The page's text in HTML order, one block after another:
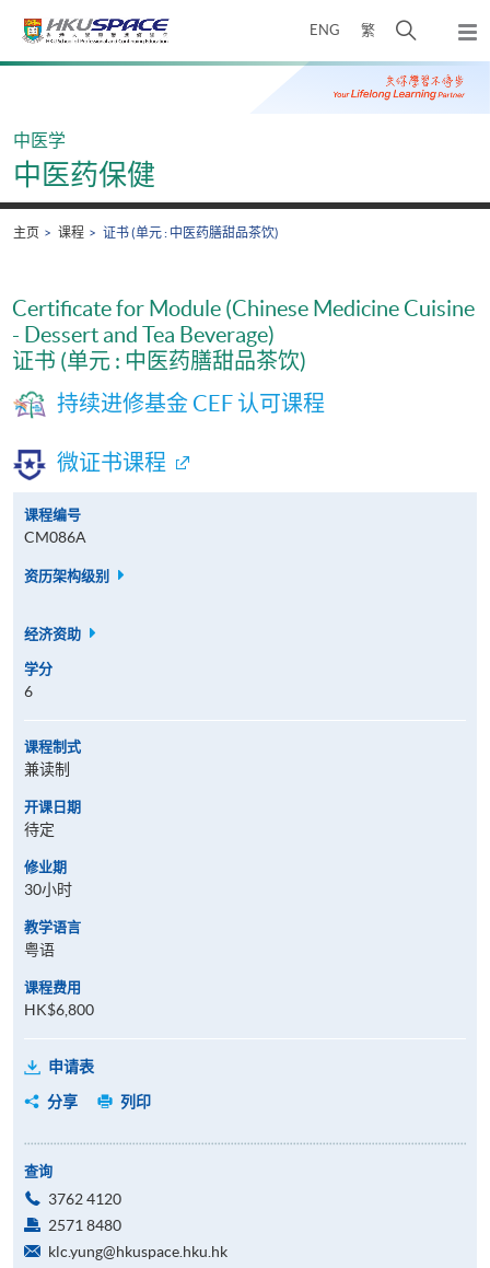
ENG 繁
开
搜
寻
弹
出
主
Main
中医学
中医药保健
主页 课程 证书 (单元 : 中医药膳甜品茶饮)
Certificate for Module (Chinese Medicine Cuisine
- Dessert and Tea Beverage)
证书 (单元 : 中医药膳甜品茶饮)
持续进修基金 CEF 认可课程
微证书课程
课程编号
CM086A
资历架构级别
经济资助
学分
6
课程制式
兼读制
开课日期
待定
修业期
30小时
教学语言
粤语
课程费用
HK$6,800
申请表
分享
列印
查询
3762 4120
2571 8480
klc.yung@hkuspace.hku.hk